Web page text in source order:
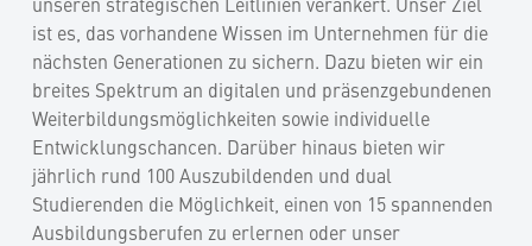
ist es, das vorhandene Wissen im Unternehmen für die
nächsten Generationen zu sichern. Dazu bieten wir ein
breites Spektrum an digitalen und präsenzgebundenen
Weiterbildungsmöglichkeiten sowie individuelle
Entwicklungschancen. Darüber hinaus bieten wir
jährlich rund 100 Auszubildenden und dual
Studierenden die Möglichkeit, einen von 15 spannenden
Ausbildungsberufen zu erlernen oder unser